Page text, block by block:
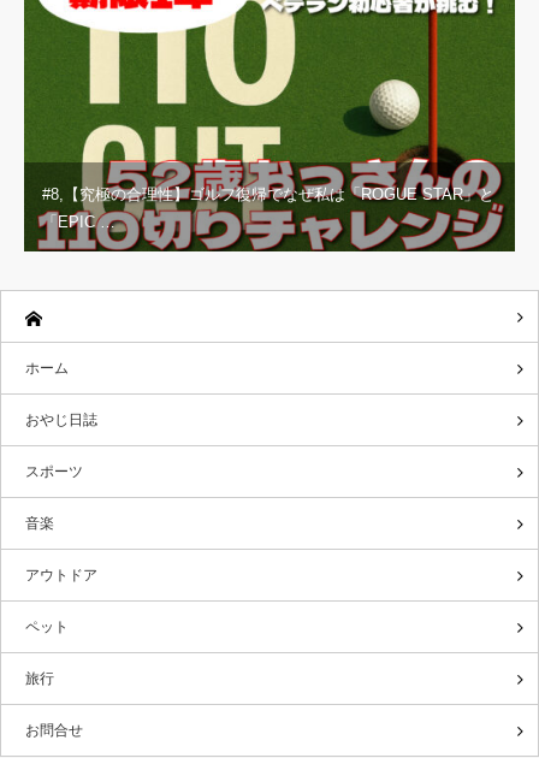
#8,【究極の合理性】ゴルフ復帰でなぜ私は「ROGUE STAR」と
「EPIC …
ホーム
おやじ日誌
スポーツ
音楽
アウトドア
ペット
旅行
お問合せ